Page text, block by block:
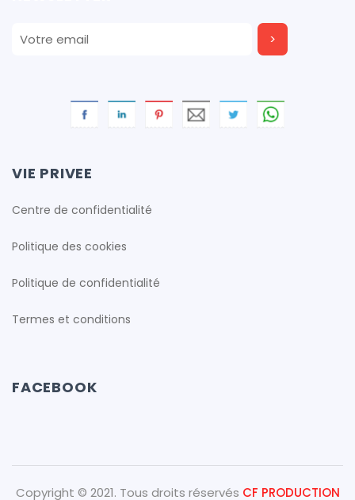
cfproduction
VIE PRIVEE
Centre de confidentialité
Politique des cookies
Politique de confidentialité
Termes et conditions
FACEBOOK
Copyright © 2021. Tous droits réservés CF PRODUCTION